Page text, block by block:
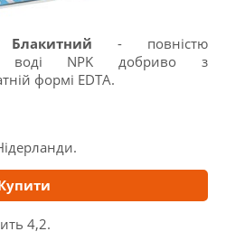
- повністю
воді NPK добриво з
формі EDTA.
4,2.